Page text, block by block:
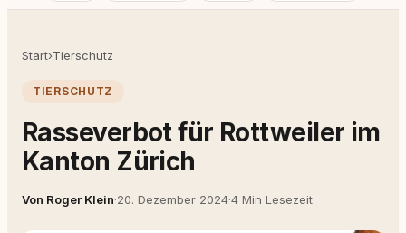
Start›Tierschutz
TIERSCHUTZ
Rasseverbot für Rottweiler im
Kanton Zürich
Von Roger Klein·20. Dezember 2024·4 Min Lesezeit